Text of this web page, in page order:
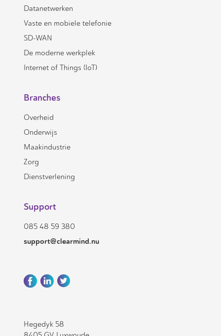
Datanetwerken
Vaste en mobiele telefonie
SD-WAN
De moderne werkplek
Internet of Things (IoT)
Branches
Overheid
Onderwijs
Maakindustrie
Zorg
Dienstverlening
Support
085 48 59 380
support@clearmind.nu
Hegedyk 58